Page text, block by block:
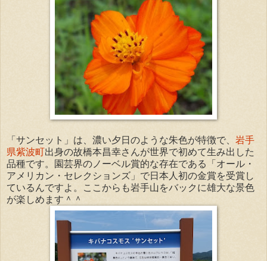
「サンセット」は、濃い夕日のような朱色が特徴で、 岩手
県紫波町出身の故橋本昌幸さんが世界で初めて生み出した
品種です。園芸界のノーベル賞的な存在である「オール・
アメリカン・セレクションズ」で日本人初の金賞を受賞し
ているんですよ。ここからも岩手山をバックに雄大な景色
が楽しめます＾＾